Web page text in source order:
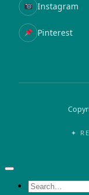
Instagram
Pinterest
✦